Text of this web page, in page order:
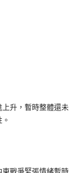
升，暫時整體還未